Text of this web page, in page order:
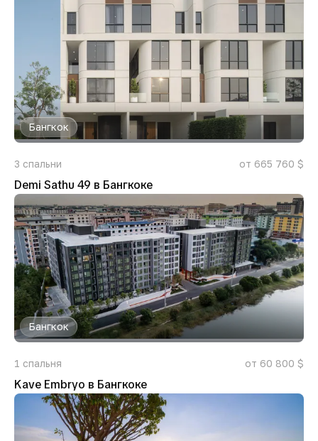
Бангкок
3 спальни от 665 760 $
Demi Sathu 49 в Бангкоке
Бангкок
1 спальня от 60 800 $
Kave Embryo в Бангкоке